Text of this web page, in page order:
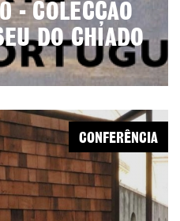
COLECÇÃO
DO CHIADO
CONFERÊNCIA